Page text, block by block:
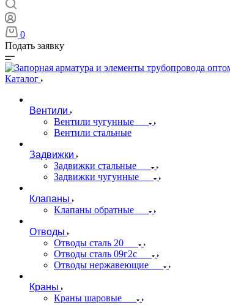
0
Подать заявку
Каталог
Вентили
Вентили чугунные
Вентили стальные
Задвижки
Задвижки стальные
Задвижки чугунные
Клапаны
Клапаны обратные
Отводы
Отводы сталь 20
Отводы сталь 09г2с
Отводы нержавеющие
Краны
Краны шаровые